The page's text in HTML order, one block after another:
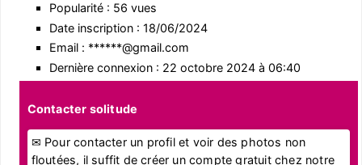
Popularité : 56 vues
Date inscription : 18/06/2024
Email : ******@gmail.com
Dernière connexion : 22 octobre 2024 à 06:40
Contacter solitude
✉ Pour contacter un profil et voir des photos non
floutées, il suffit de créer un compte gratuit chez notre